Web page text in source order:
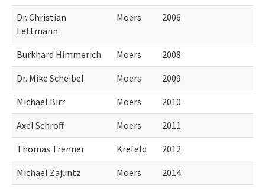
Dr. Christian
Lettmann
Moers 2006
Burkhard Himmerich Moers
2008
Dr. Mike Scheibel
Moers
2009
Michael Birr
Moers
2010
Axel Schroff
Moers
2011
Thomas Trenner
Krefeld
2012
Michael Zajuntz
Moers
2014